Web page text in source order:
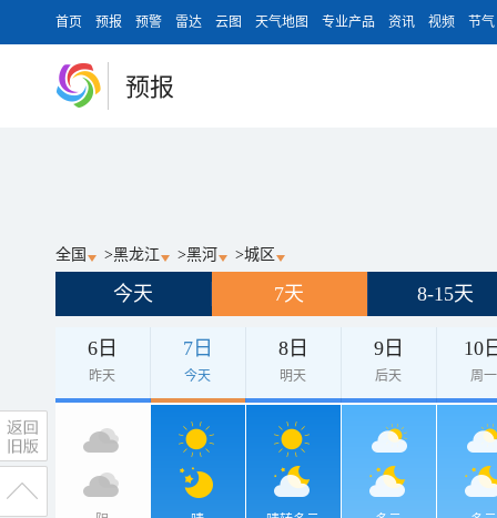
首页 预报 预警 雷达 云图 天气地图 专业产品 资讯 视频 节气
预报
全国 >黑龙江 >黑河 >城区
今天 7天 8-15天
6日
昨天
7日
今天
8日
明天
9日
后天
10
周一